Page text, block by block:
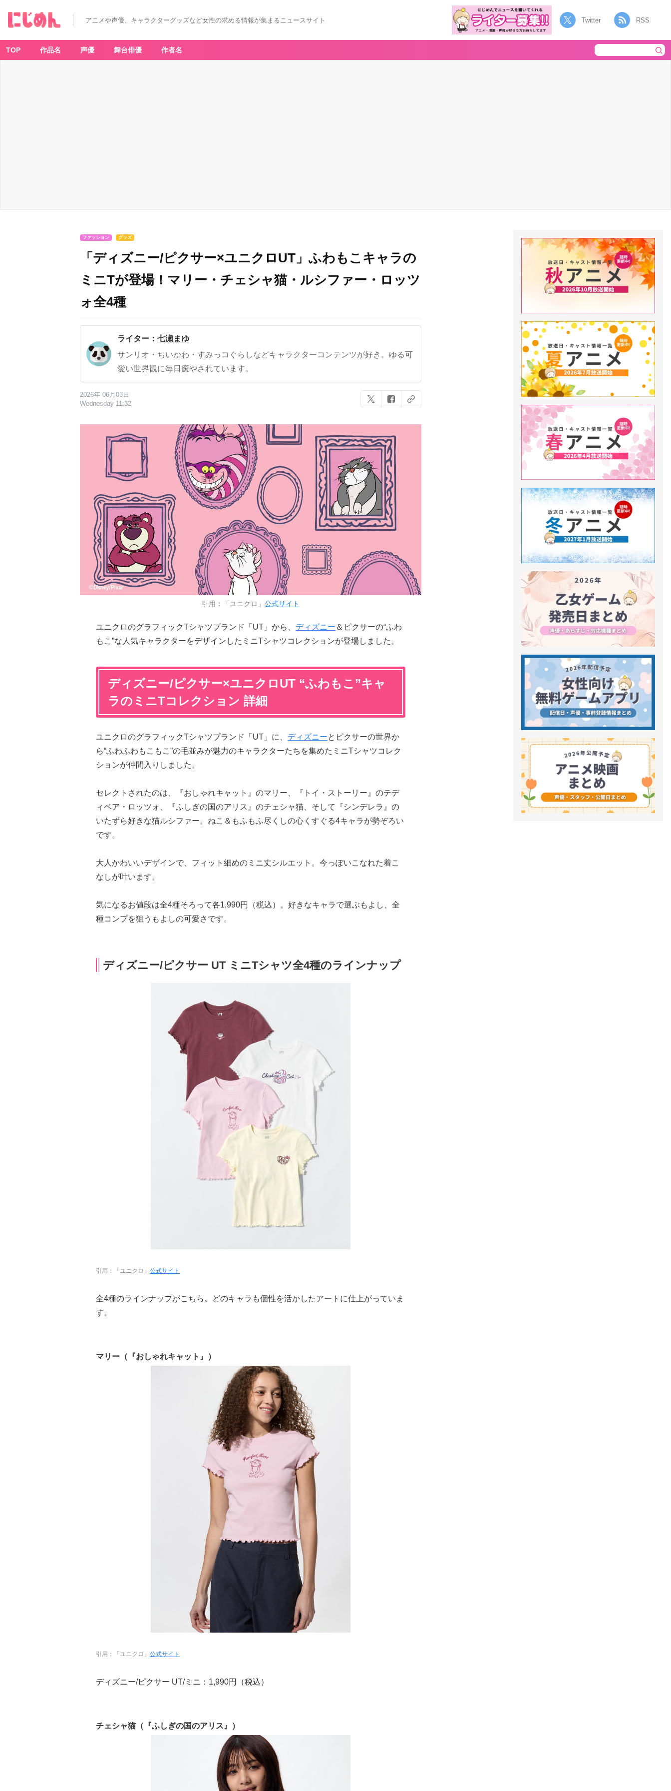
アニメや声優、キャラクターグッズなど女性の求める情報が集まるニュースサイト Twitter RSS
TOP 作品名 声優 舞台俳優 作者名
ファッション グッズ
「ディズニー/ピクサー×ユニクロUT」ふわもこキャラの
ミニTが登場！マリー・チェシャ猫・ルシファー・ロッツ
ォ全4種
ライター： 七瀬まゆ
サンリオ・ちいかわ・すみっコぐらしなどキャラクターコンテンツが好き。ゆる可
愛い世界観に毎日癒やされています。
2026年 06月03日
Wednesday 11:32
引用：「ユニクロ」 公式サイト
ユニクロのグラフィックTシャツブランド「UT」から、 ディズニー ＆ピクサーの“ふわ
もこ”な人気キャラクターをデザインしたミニTシャツコレクションが登場しました。
ディズニー/ピクサー×ユニクロUT “ふわもこ”キャ
ラのミニTコレクション 詳細
ユニクロのグラフィックTシャツブランド「UT」に、 ディズニーとピクサーの世界か
ら“ふわふわもこもこ”の毛並みが魅力のキャラクターたちを集めたミニTシャツコレク
ションが仲間入りしました。
セレクトされたのは、『おしゃれキャット』のマリー、『トイ・ストーリー』のテデ
ィベア・ロッツォ、『ふしぎの国のアリス』のチェシャ猫、そして『シンデレラ』の
いたずら好きな猫ルシファー。ねこ＆もふもふ尽くしの心くすぐる4キャラが勢ぞろい
です。
大人かわいいデザインで、フィット細めのミニ丈シルエット。今っぽいこなれた着こ
なしが叶います。
気になるお値段は全4種そろって各1,990円（税込）。好きなキャラで選ぶもよし、全
種コンプを狙うもよしの可愛さです。
ディズニー/ピクサー UT ミニTシャツ全4種のラインナップ
引用：「ユニクロ」 公式サイト
全4種のラインナップがこちら。どのキャラも個性を活かしたアートに仕上がっていま
す。
マリー（『おしゃれキャット』）
引用：「ユニクロ」 公式サイト
ディズニー/ピクサー UT/ミニ：1,990円（税込）
チェシャ猫（『ふしぎの国のアリス』）